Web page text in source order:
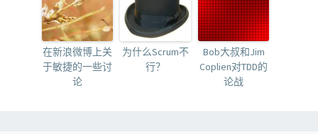
在新浪微博上关
于敏捷的一些讨
论
为什么Scrum不
行？
Bob大叔和Jim
Coplien对TDD的
论战